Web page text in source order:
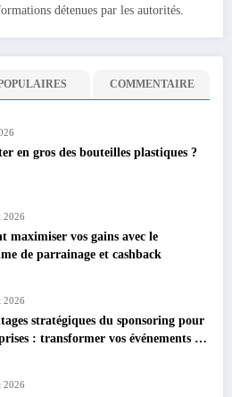
détenues par les autorités.
COMMENTAIRE
en gros des bouteilles plastiques ?
2026
maximiser vos gains avec le
de parrainage et cashback
2026
stratégiques du sponsoring pour
: transformer vos événements en
2026